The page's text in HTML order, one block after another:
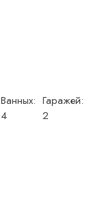
Ванных:
4
Гаражей:
2